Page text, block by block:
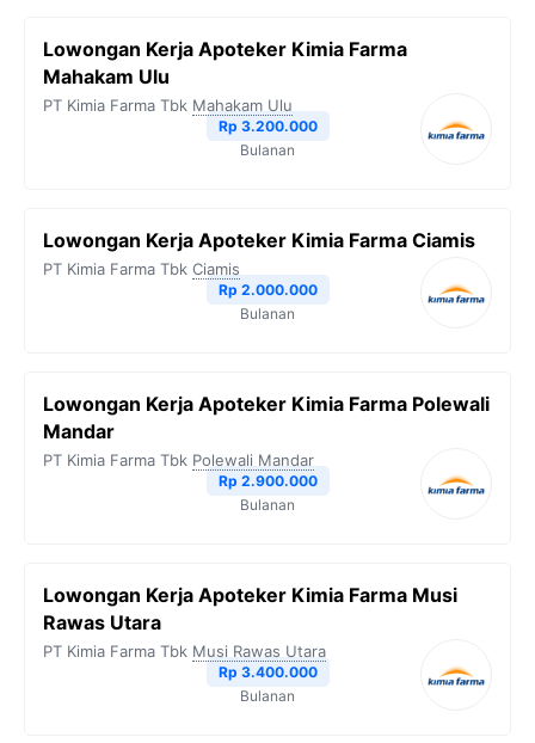
Lowongan Kerja Apoteker Kimia Farma
Mahakam Ulu
PT Kimia Farma Tbk Mahakam Ulu
Rp 3.200.000
Bulanan
Lowongan Kerja Apoteker Kimia Farma Ciamis
PT Kimia Farma Tbk Ciamis
Rp 2.000.000
Bulanan
Lowongan Kerja Apoteker Kimia Farma Polewali
Mandar
PT Kimia Farma Tbk Polewali Mandar
Rp 2.900.000
Bulanan
Lowongan Kerja Apoteker Kimia Farma Musi
Rawas Utara
PT Kimia Farma Tbk Musi Rawas Utara
Rp 3.400.000
Bulanan